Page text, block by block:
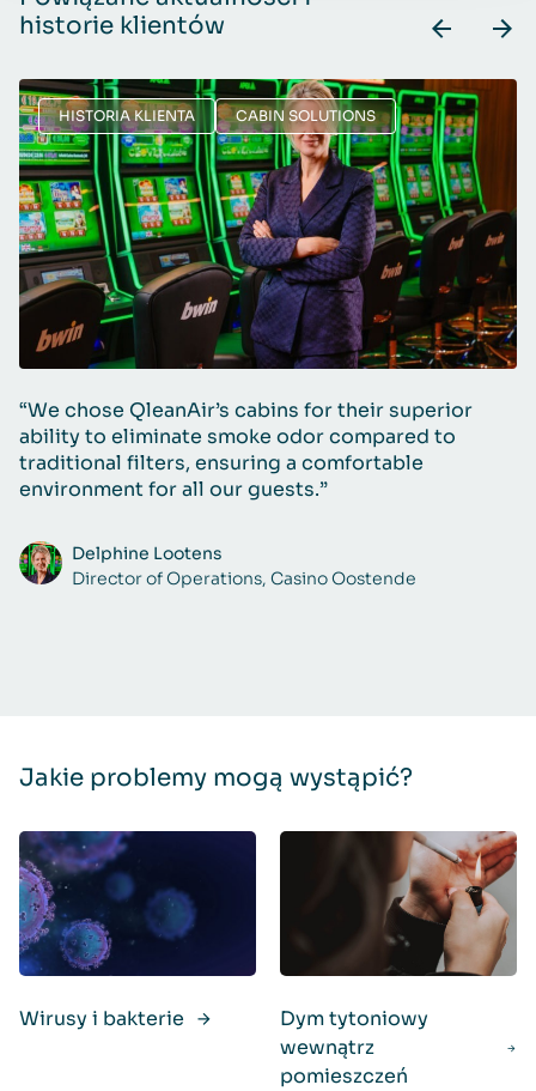
historie klientów
HISTORIA KLIENTA CABIN SOLUTIONS
“We chose QleanAir’s cabins for their superior
ability to eliminate smoke odor compared to
traditional filters, ensuring a comfortable
environment for all our guests.”
Delphine Lootens
Director of Operations, Casino Oostende
Jakie problemy mogą wystąpić?
Wirusy i bakterie
Dym tytoniowy
wewnątrz
pomieszczeń